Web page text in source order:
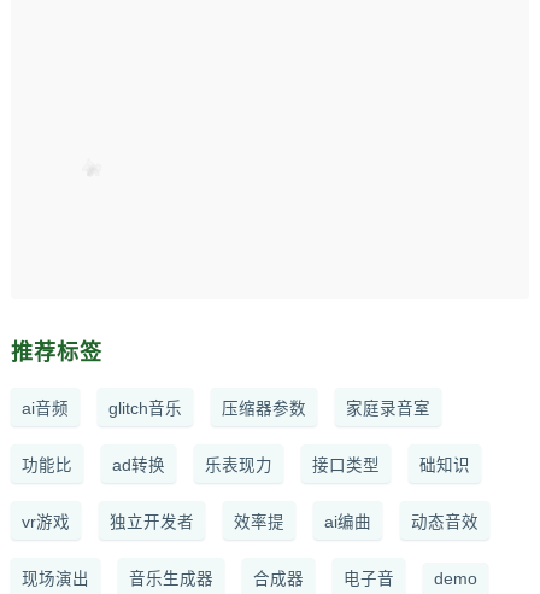
推荐标签
ai音频 glitch音乐 压缩器参数 家庭录音室
功能比 ad转换 乐表现力 接口类型 础知识
vr游戏 独立开发者 效率提 ai编曲 动态音效
现场演出 音乐生成器 合成器 电子音 demo